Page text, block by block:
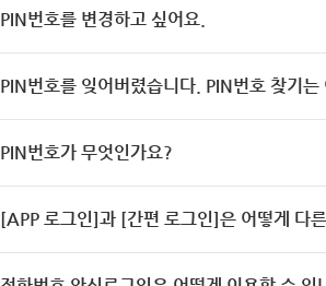
PIN번호를 변경하고 싶어요.
PIN번호를 잊어버렸습니다. PIN번호 찾기는
PIN번호가 무엇인가요?
[APP 로그인]과 [간편 로그인]은 어떻게 다